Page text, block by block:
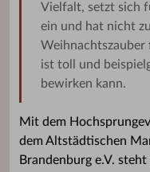
Vielfalt, setzt sich
ein und hat nicht
Weihnachtszauber
ist toll und
bewirken kann.
Mit dem
dem Altstädtischen
Brandenburg e.V.